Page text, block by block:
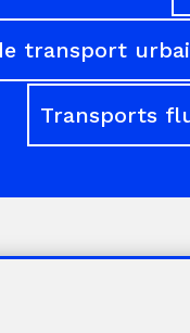
transport
Transports